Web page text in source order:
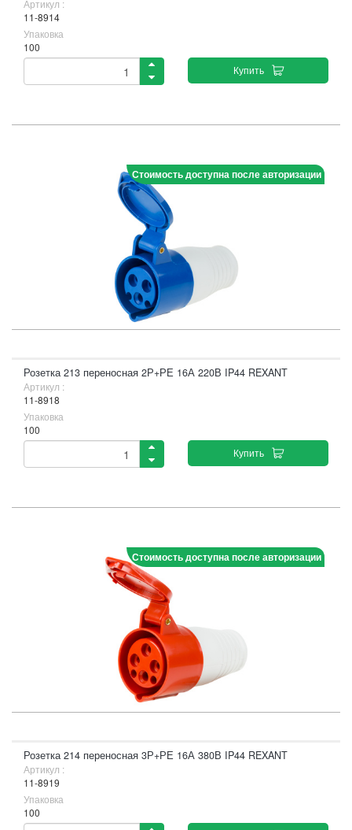
Артикул :
11-8914
Упаковка
100
Купить
Стоимость доступна после авторизации
Розетка 213 переносная 2Р+РЕ 16А 220В IP44 REXANT
Артикул :
11-8918
Упаковка
100
Купить
Стоимость доступна после авторизации
Розетка 214 переносная 3Р+РЕ 16А 380В IP44 REXANT
Артикул :
11-8919
Упаковка
100